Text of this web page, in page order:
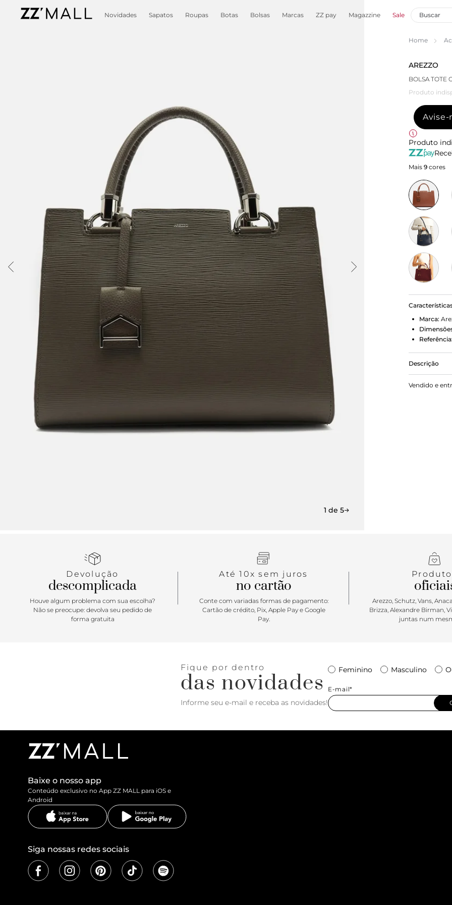
Novidades Sapatos Roupas Botas Bolsas Marcas ZZ pay Magazzine Sale
1 de 5
Home
AREZZO
BOLSA TOTE
Produto
Avise-
Produto
Mais 9 cores
Marca:
Referência:
Descrição
Bolsa tote
Vendido e
Devolução
descomplicada
Houve algum problema com sua escolha?
Não se preocupe: devolva seu pedido de
forma gratuita
Até 10x sem juros
no cartão
Conte com variadas formas de pagamento:
Cartão de crédito, Pix, Apple Pay e Google
Pay.
Arezzo, Schutz, Vans,
Brizza, Alexandre Birman,
juntas num
Fique por dentro
das novidades
Informe seu e-mail e receba as novidades!
Feminino Masculino
E-mail*
Baixe o nosso app
Conteúdo exclusivo no App ZZ MALL para iOS e
Android
Siga nossas redes sociais